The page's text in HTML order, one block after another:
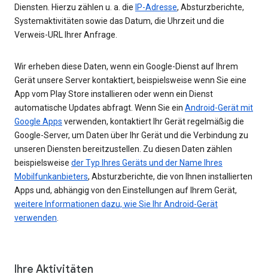
Diensten. Hierzu zählen u. a. die IP-Adresse, Absturzberichte,
Systemaktivitäten sowie das Datum, die Uhrzeit und die
Verweis-URL Ihrer Anfrage.
Wir erheben diese Daten, wenn ein Google-Dienst auf Ihrem
Gerät unsere Server kontaktiert, beispielsweise wenn Sie eine
App vom Play Store installieren oder wenn ein Dienst
automatische Updates abfragt. Wenn Sie ein Android-Gerät mit
Google Apps verwenden, kontaktiert Ihr Gerät regelmäßig die
Google-Server, um Daten über Ihr Gerät und die Verbindung zu
unseren Diensten bereitzustellen. Zu diesen Daten zählen
beispielsweise der Typ Ihres Geräts und der Name Ihres
Mobilfunkanbieters, Absturzberichte, die von Ihnen installierten
Apps und, abhängig von den Einstellungen auf Ihrem Gerät,
weitere Informationen dazu, wie Sie Ihr Android-Gerät
verwenden.
Ihre Aktivitäten